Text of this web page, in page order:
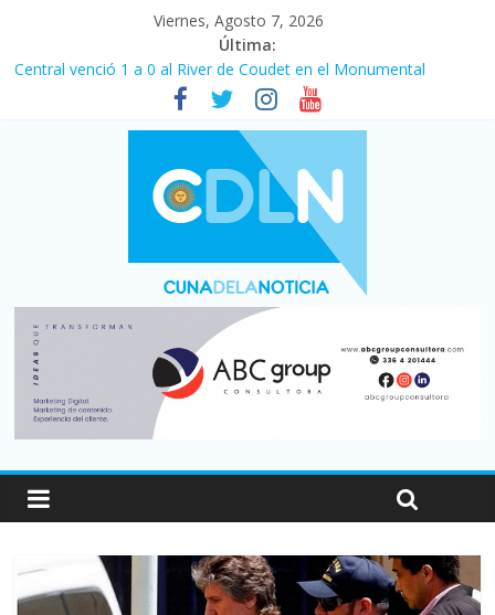
Viernes, Agosto 7, 2026
Última:
Central venció 1 a 0 al River de Coudet en el Monumental
La morosidad alcanzó su nivel más alto en dos décadas y ya
afecta a 400 mil deudores en Santa Fe
Desde que asumió Milei cerraron 41.000 kioscos: el sector
denuncia crisis como en 2001
Vacaciones de invierno con más movimiento y consumo
turístico: 4,6 millones de personas viajaron por el país, un 5,9%
Fuerte caída de la venta de autos usados en julio: bajó un 12,6%